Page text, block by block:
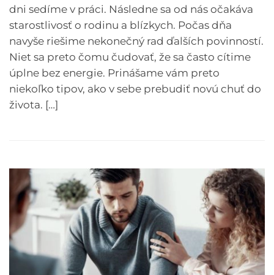
dni sedíme v práci. Následne sa od nás očakáva
starostlivosť o rodinu a blízkych. Počas dňa
navyše riešime nekonečný rad ďalších povinností.
Niet sa preto čomu čudovať, že sa často cítime
úplne bez energie. Prinášame vám preto
niekoľko tipov, ako v sebe prebudiť novú chuť do
života. […]